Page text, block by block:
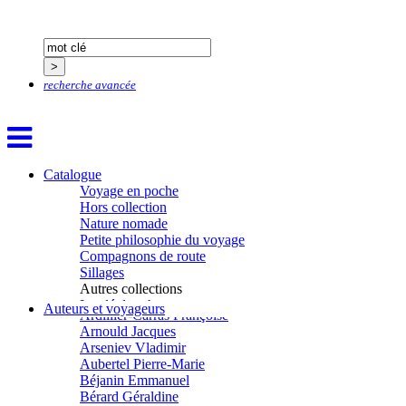
recherche avancée
Catalogue
Voyage en poche
Hors collection
Nature nomade
Petite philosophie du voyage
Compagnons de route
Sillages
Autres collections
La clé des champs
Chemins d’étoiles
Visions
Auteurs et voyageurs
Aïtmatov Tchinguiz
Adjemian David
Alaux Marc
Allaert Lodewijk
Allano Joël
Allix Stéphane
Apprill Christophe
Ardillier-Carras Françoise
Arnould Jacques
Arseniev Vladimir
Aubertel Pierre-Marie
Béjanin Emmanuel
Bérard Géraldine